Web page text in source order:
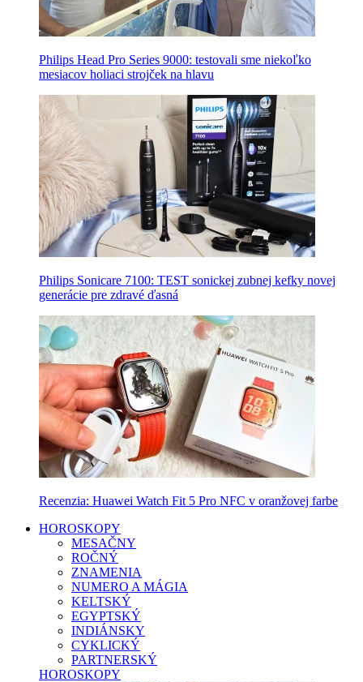
Philips Head Pro Series 9000: testovali sme niekoľko
mesiacov holiaci strojček na hlavu
Philips Sonicare 7100: TEST sonickej zubnej kefky novej
generácie pre zdravé ďasná
Recenzia: Huawei Watch Fit 5 Pro NFC v oranžovej farbe
HOROSKOPY
MESAČNY
ROČNÝ
ZNAMENIA
NUMERO A MÁGIA
KELTSKÝ
EGYPTSKÝ
INDIÁNSKY
CYKLICKÝ
PARTNERSKÝ
HOROSKOPY